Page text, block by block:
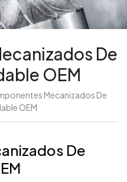
De
OEM
Mecanizados De
OEM
De